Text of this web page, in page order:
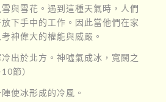
與雪花。遇到這種天氣時，人們
下手中的工作。因此當他們在家
神偉大的權能與威嚴。
冷出於北方。神噓氣成冰，寬闊之
節）
使冰形成的冷風。